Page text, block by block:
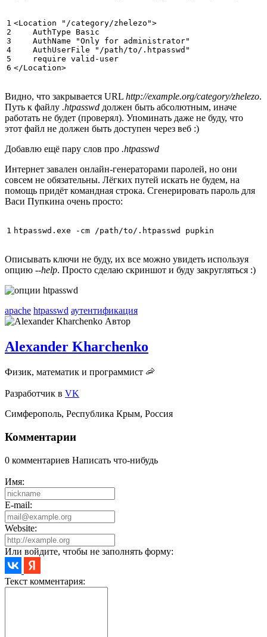
1
2
3
4
5
6
<Location "/category/zhelezo">
AuthType Basic
AuthName
"Only for administrator"
AuthUserFile
"/path/to/.htpasswd"
require
</Location>
Видно, что закрывается URL http://example.org/category/zhelezo.
Путь к файлу .htpasswd должен быть абсолютным, иначе
работать не будет (проверял). Упоминать даже не буду, что
этот файл не должен быть доступен через веб :)
Добавлю ещё пару слов про .htpasswd
Интернет завален онлайн-генераторами паролей, но они
совсем не обязательны. Лёгких путей искать не будем, на
помощь придёт командная строка. Сгенерировать пароль для
Васи Пупкина очень просто:
1
Описывать ключи не буду, их все можно увидеть используя
опцию --help. Просто сделаю скриншот и буду закругляться :)
apache htpasswd аутентификация
Автор
Alexander Kharchenko
Физик, математик и программист 🦐
Разработчик в VK
Симферополь, Республика Крым, Россия
Комментарии
0 комментариев Написать что-нибудь
Имя:
E-mail:
Website:
Или войдите, чтобы не заполнять форму:
Текст комментария: